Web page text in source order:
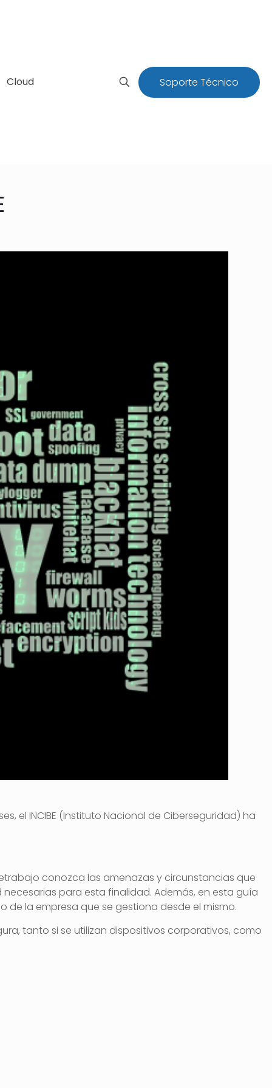
Cloud Soporte Técnico
el INCIBE (Instituto Nacional de Ciberseguridad) ha
conozca las amenazas y circunstancias que
para esta finalidad. Además, en esta guía
la empresa que se gestiona desde el mismo.
tanto si se utilizan dispositivos corporativos, como